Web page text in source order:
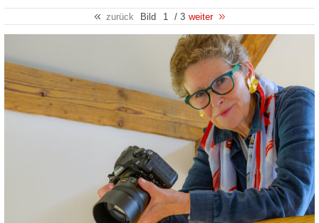
zurück Bild 1 / 3 weiter